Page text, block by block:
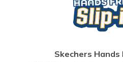
Skechers Hands